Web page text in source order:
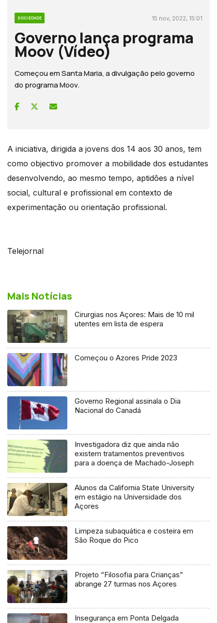
SOCIEDADE 15 nov, 2022, 15:01
Governo lança programa
Moov (Vídeo)
Começou em Santa Maria, a divulgação pelo governo
do programa Moov.
A iniciativa, dirigida a jovens dos 14 aos 30 anos, tem
como objectivo promover a mobilidade dos estudantes
desenvolvendo, ao mesmo tempo, aptidões a nível
social, cultural e profissional em contexto de
experimentação ou orientação profissional.
Telejornal
Mais Notícias
Cirurgias nos Açores: Mais de 10 mil
utentes em lista de espera
Começou o Azores Pride 2023
Governo Regional assinala o Dia
Nacional do Canadá
Investigadora diz que ainda não
existem tratamentos preventivos
para a doença de Machado-Joseph
Alunos da California State University
em estágio na Universidade dos
Açores
Limpeza subaquática e costeira em
São Roque do Pico
Projeto “Filosofia para Crianças”
abrange 27 turmas nos Açores
Insegurança em Ponta Delgada